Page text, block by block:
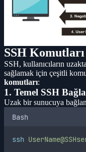
SSH
SSH, kullanıcıların
sağlamak için çeşitli
komutları:
1. Temel SSH
Uzak bir sunucuya
Bash
ssh